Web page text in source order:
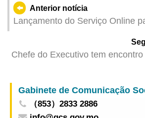
Anterior notícia
Lançamento do Serviço Online
do Horário de Visita aos
Chefe do Executivo tem
Gabinete de Comunicação
（853）2833 2886